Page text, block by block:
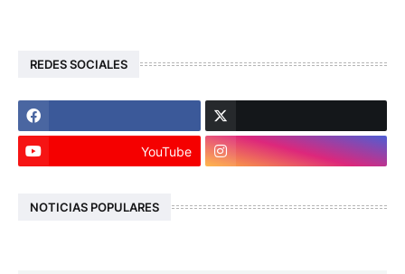
REDES SOCIALES
YouTube
NOTICIAS POPULARES